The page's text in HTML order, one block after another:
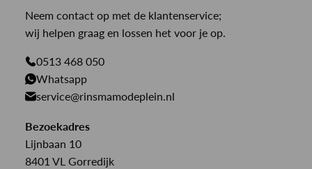
Paul en Shark
Genti
PME Legend
Butcher of Blue
Bekijk alle merken >
Broeken
Gilets
Jassen
Jeans
Jumpsuits
Jurken
Rokken
Colberts
Giftcards
Jassen
Overhemden
Truien
T-shirts
Neem contact op met de klantenservice;
wij helpen graag en lossen het voor je op.
0513 468 050
Whatsapp
service@rinsmamodeplein.nl
Bezoekadres
Lijnbaan 10
8401 VL Gorredijk